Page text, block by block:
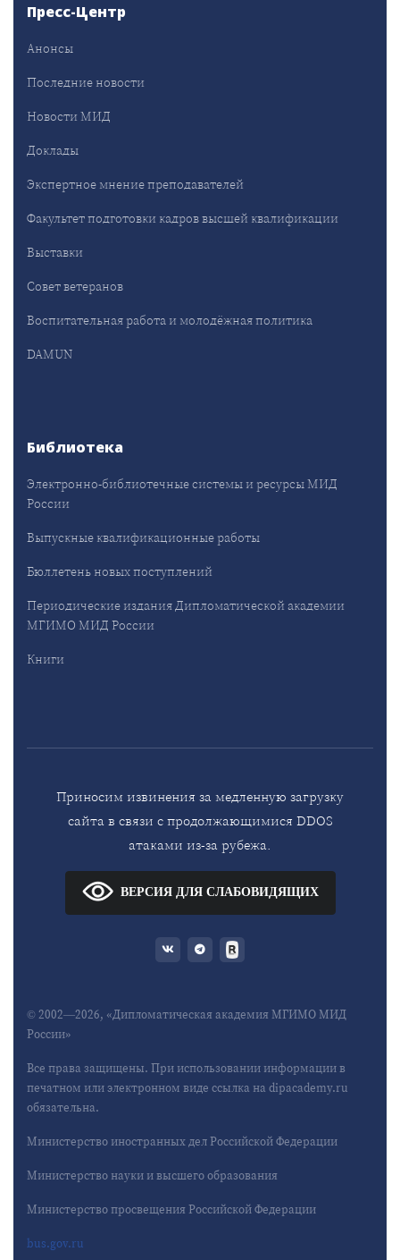
Пресс-Центр
Анонсы
Последние новости
Новости МИД
Доклады
Экспертное мнение преподавателей
Факультет подготовки кадров высшей квалификации
Выставки
Совет ветеранов
Воспитательная работа и молодёжная политика
DAMUN
Библиотека
Электронно-библиотечные системы и ресурсы МИД
России
Выпускные квалификационные работы
Бюллетень новых поступлений
Периодические издания Дипломатической академии
МГИМО МИД России
Книги
Приносим извинения за медленную загрузку
сайта в связи с продолжающимися DDOS
атаками из-за рубежа.
ВЕРСИЯ ДЛЯ СЛАБОВИДЯЩИХ
© 2002—2026, «Дипломатическая академия МГИМО МИД
России»
Все права защищены. При использовании информации в
печатном или электронном виде ссылка на dipacademy.ru
обязательна.
Министерство иностранных дел Российской Федерации
Министерство науки и высшего образования
Министерство просвещения Российской Федерации
bus.gov.ru